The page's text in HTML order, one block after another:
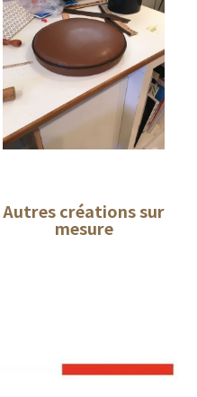
Autres créations sur
mesure